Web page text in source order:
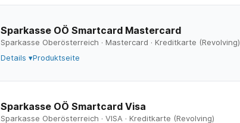
Sparkasse OÖ Smartcard Mastercard
Sparkasse Oberösterreich · Mastercard · Kreditkarte (Revolving)
Details ▾Produktseite
Sparkasse OÖ Smartcard Visa
Sparkasse Oberösterreich · VISA · Kreditkarte (Revolving)